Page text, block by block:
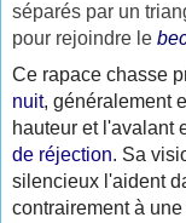
séparés par un
pour rejoindre le
Ce rapace chasse
nuit, généralement
hauteur et l'avalant
de réjection. Sa
silencieux l'aident
contrairement à